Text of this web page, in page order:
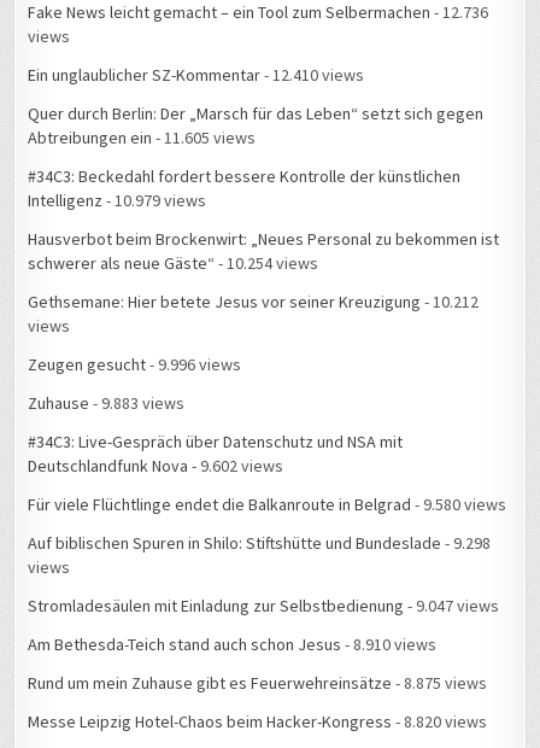
Fake News leicht gemacht – ein Tool zum Selbermachen - 12.736
views
Ein unglaublicher SZ-Kommentar- 12.410 views
Quer durch Berlin: Der „Marsch für das Leben“ setzt sich gegen
Abtreibungen ein - 11.605 views
#34C3: Beckedahl fordert bessere Kontrolle der künstlichen
Intelligenz - 10.979 views
Hausverbot beim Brockenwirt: „Neues Personal zu bekommen ist
schwerer als neue Gäste“ - 10.254 views
Gethsemane: Hier betete Jesus vor seiner Kreuzigung - 10.212
views
Zeugen gesucht- 9.996 views
Zuhause - 9.883 views
#34C3: Live-Gespräch über Datenschutz und NSA mit
Deutschlandfunk Nova - 9.602 views
Für viele Flüchtlinge endet die Balkanroute in Belgrad - 9.580 views
Auf biblischen Spuren in Shilo: Stiftshütte und Bundeslade - 9.298
views
Stromladesäulen mit Einladung zur Selbstbedienung - 9.047 views
Am Bethesda-Teich stand auch schon Jesus - 8.910 views
Rund um mein Zuhause gibt es Feuerwehreinsätze - 8.875 views
Messe Leipzig Hotel-Chaos beim Hacker-Kongress - 8.820 views